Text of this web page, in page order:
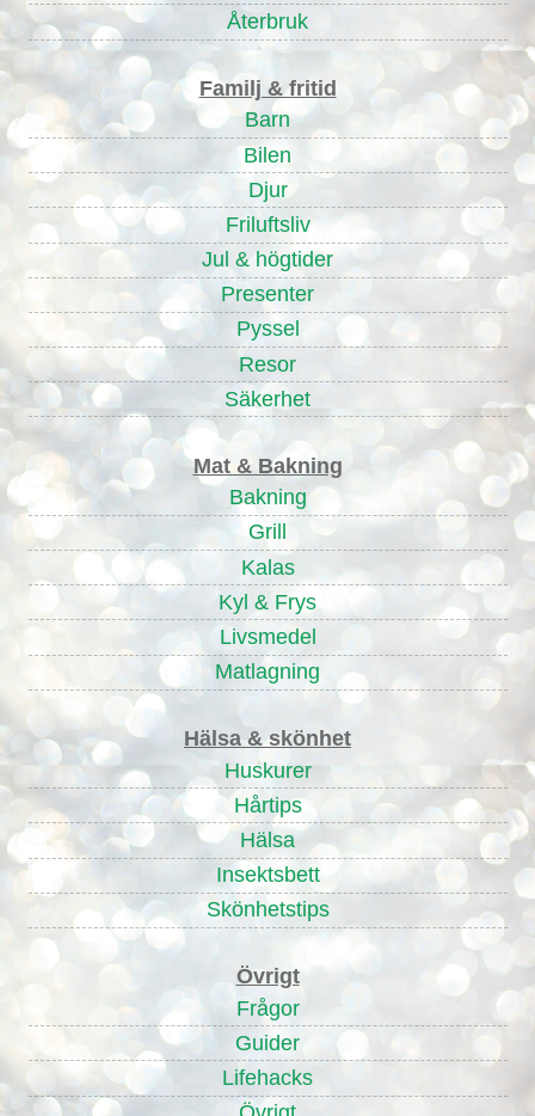
Återbruk
Familj & fritid
Barn
Bilen
Djur
Friluftsliv
Jul & högtider
Presenter
Pyssel
Resor
Säkerhet
Mat & Bakning
Bakning
Grill
Kalas
Kyl & Frys
Livsmedel
Matlagning
Hälsa & skönhet
Huskurer
Hårtips
Hälsa
Insektsbett
Skönhetstips
Övrigt
Frågor
Guider
Lifehacks